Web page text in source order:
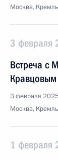
Москва, Кремль
3 февраля
Встреча с
Кравцовым
3 февраля
Москва, Кремль
1 февраля